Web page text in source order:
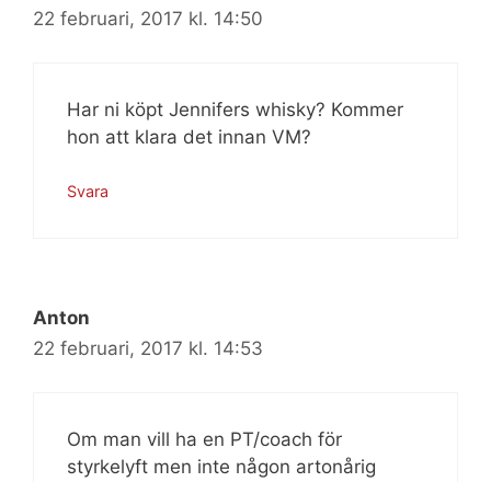
22 februari, 2017 kl. 14:50
Har ni köpt Jennifers whisky? Kommer
hon att klara det innan VM?
Svara
Anton
22 februari, 2017 kl. 14:53
Om man vill ha en PT/coach för
styrkelyft men inte någon artonårig